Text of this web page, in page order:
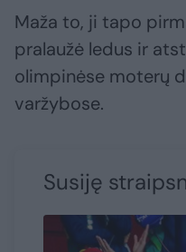
Maža to, ji tapo
pralaužė ledus ir
olimpinėse moterų
varžybose.
Susiję